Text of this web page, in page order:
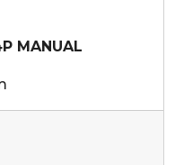
MANUAL